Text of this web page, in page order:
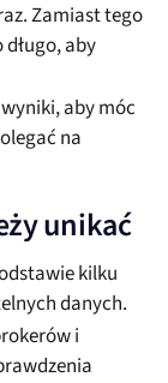
Zamiast tego
aby
aby móc
na
unikać
kilku
danych.
i